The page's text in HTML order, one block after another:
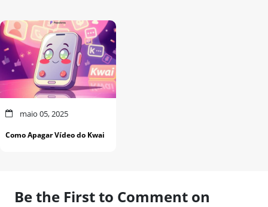
maio 05, 2025
Como Apagar Vídeo do Kwai
Be the First to Comment on